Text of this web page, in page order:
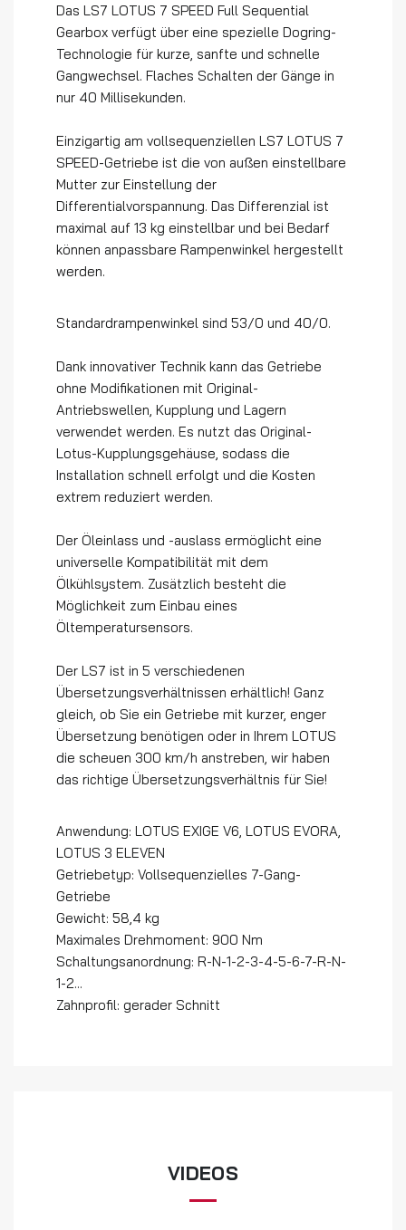
Das LS7 LOTUS 7 SPEED Full Sequential
Gearbox verfügt über eine spezielle Dogring-
Technologie für kurze, sanfte und schnelle
Gangwechsel. Flaches Schalten der Gänge in
nur 40 Millisekunden.
Einzigartig am vollsequenziellen LS7 LOTUS 7
SPEED-Getriebe ist die von außen einstellbare
Mutter zur Einstellung der
Differentialvorspannung. Das Differenzial ist
maximal auf 13 kg einstellbar und bei Bedarf
können anpassbare Rampenwinkel hergestellt
werden.
Standardrampenwinkel sind 53/0 und 40/0.
Dank innovativer Technik kann das Getriebe
ohne Modifikationen mit Original-
Antriebswellen, Kupplung und Lagern
verwendet werden. Es nutzt das Original-
Lotus-Kupplungsgehäuse, sodass die
Installation schnell erfolgt und die Kosten
extrem reduziert werden.
Der Öleinlass und -auslass ermöglicht eine
universelle Kompatibilität mit dem
Ölkühlsystem. Zusätzlich besteht die
Möglichkeit zum Einbau eines
Öltemperatursensors.
Der LS7 ist in 5 verschiedenen
Übersetzungsverhältnissen erhältlich! Ganz
gleich, ob Sie ein Getriebe mit kurzer, enger
Übersetzung benötigen oder in Ihrem LOTUS
die scheuen 300 km/h anstreben, wir haben
das richtige Übersetzungsverhältnis für Sie!
Anwendung: LOTUS EXIGE V6, LOTUS EVORA,
LOTUS 3 ELEVEN
Getriebetyp: Vollsequenzielles 7-Gang-
Getriebe
Gewicht: 58,4 kg
Maximales Drehmoment: 900 Nm
Schaltungsanordnung: R-N-1-2-3-4-5-6-7-R-N-
1-2...
Zahnprofil: gerader Schnitt
VIDEOS